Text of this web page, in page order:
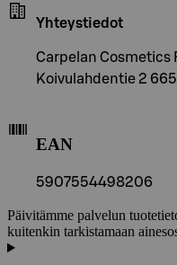
Yhteystiedot
Carpelan Cosmetics
Koivulahdentie 2
EAN
5907554498206
Päivitämme palvelun
kuitenkin tarkistamaan